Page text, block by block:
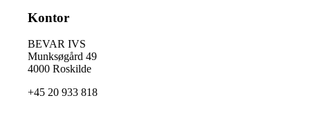
Kontor
BEVAR IVS
Munksøgård 49
4000 Roskilde
+45 20 933 818